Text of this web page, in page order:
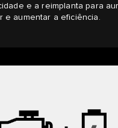
e a reimplanta para
e aumentar a eficiência.